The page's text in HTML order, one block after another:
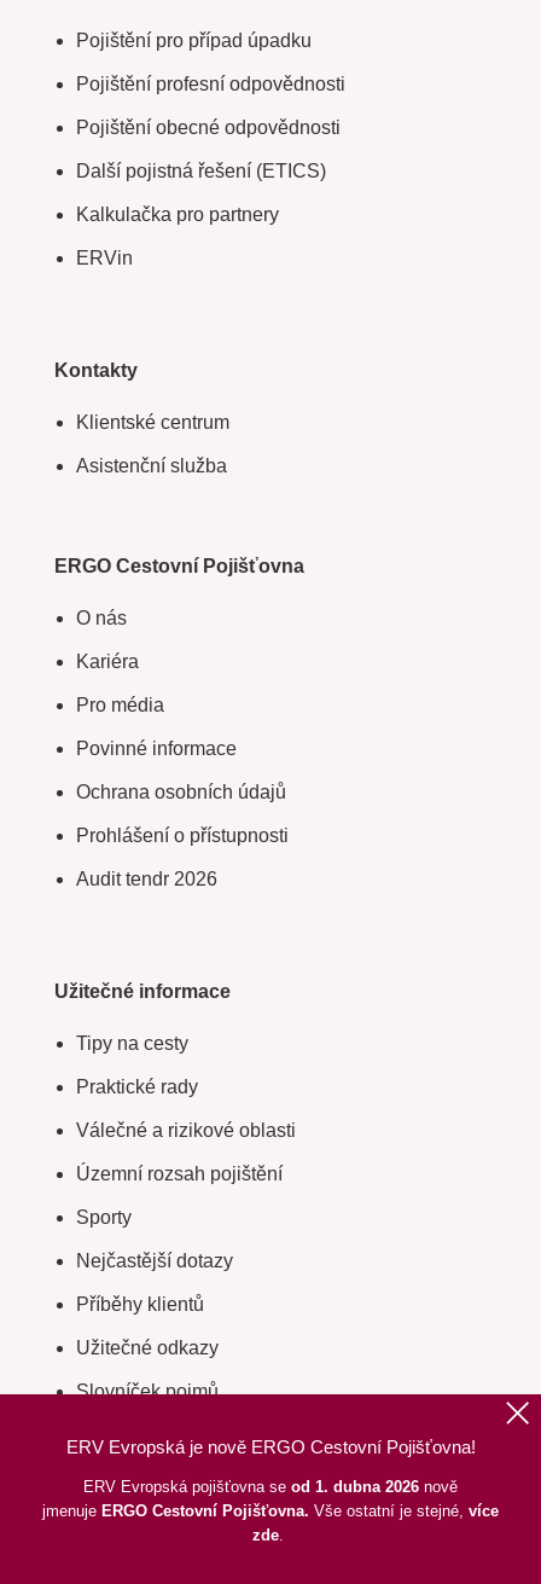
ERV Evropská je nově ERGO Cestovní Pojišťovna!
ERV Evropská pojišťovna se od 1. dubna 2026 nově
jmenuje ERGO Cestovní Pojišťovna. Vše ostatní je stejné, více
zde.
Pojištění pro případ úpadku
Pojištění profesní odpovědnosti
Pojištění obecné odpovědnosti
Další pojistná řešení (ETICS)
Kalkulačka pro partnery
ERVin
Kontakty
Klientské centrum
Asistenční služba
ERGO Cestovní Pojišťovna
O nás
Kariéra
Pro média
Povinné informace
Ochrana osobních údajů
Prohlášení o přístupnosti
Audit tendr 2026
Užitečné informace
Tipy na cesty
Praktické rady
Válečné a rizikové oblasti
Územní rozsah pojištění
Sporty
Nejčastější dotazy
Příběhy klientů
Užitečné odkazy
Slovníček pojmů
Digitální kartička cestovního pojištění
Odstoupení od smlouvy